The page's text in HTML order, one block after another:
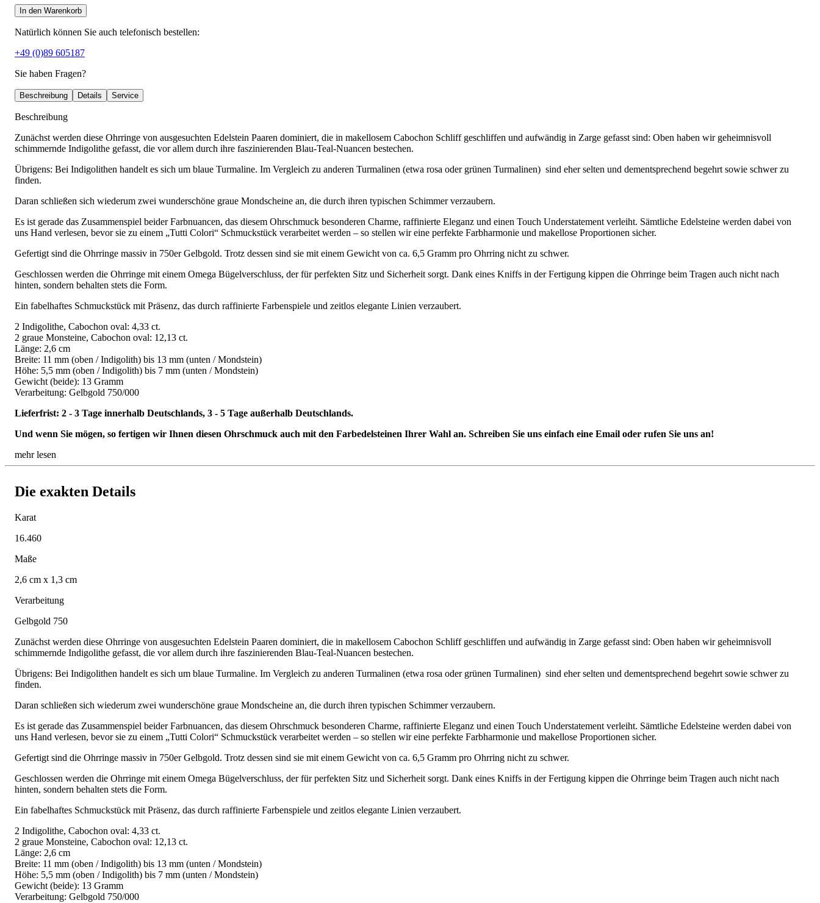
In den Warenkorb
Natürlich können Sie auch telefonisch bestellen:
+49 (0)89 605187
Sie haben Fragen?
Beschreibung Details Service
Beschreibung
Zunächst werden diese Ohrringe von ausgesuchten Edelstein Paaren dominiert, die in makellosem Cabochon Schliff geschliffen und aufwändig in Zarge gefasst sind: Oben haben wir geheimnisvoll
schimmernde Indigolithe gefasst, die vor allem durch ihre faszinierenden Blau-Teal-Nuancen bestechen.
Übrigens: Bei Indigolithen handelt es sich um blaue Turmaline. Im Vergleich zu anderen Turmalinen (etwa rosa oder grünen Turmalinen) sind eher selten und dementsprechend begehrt sowie schwer zu
finden.
Daran schließen sich wiederum zwei wunderschöne graue Mondscheine an, die durch ihren typischen Schimmer verzaubern.
Es ist gerade das Zusammenspiel beider Farbnuancen, das diesem Ohrschmuck besonderen Charme, raffinierte Eleganz und einen Touch Understatement verleiht. Sämtliche Edelsteine werden dabei von
uns Hand verlesen, bevor sie zu einem „Tutti Colori“ Schmuckstück verarbeitet werden – so stellen wir eine perfekte Farbharmonie und makellose Proportionen sicher.
Gefertigt sind die Ohrringe massiv in 750er Gelbgold. Trotz dessen sind sie mit einem Gewicht von ca. 6,5 Gramm pro Ohrring nicht zu schwer.
Geschlossen werden die Ohrringe mit einem Omega Bügelverschluss, der für perfekten Sitz und Sicherheit sorgt. Dank eines Kniffs in der Fertigung kippen die Ohrringe beim Tragen auch nicht nach
hinten, sondern behalten stets die Form.
Ein fabelhaftes Schmuckstück mit Präsenz, das durch raffinierte Farbenspiele und zeitlos elegante Linien verzaubert.
2 Indigolithe, Cabochon oval: 4,33 ct.
2 graue Monsteine, Cabochon oval: 12,13 ct.
Länge: 2,6 cm
Breite: 11 mm (oben / Indigolith) bis 13 mm (unten / Mondstein)
Höhe: 5,5 mm (oben / Indigolith) bis 7 mm (unten / Mondstein)
Gewicht (beide): 13 Gramm
Verarbeitung: Gelbgold 750/000
Lieferfrist: 2 - 3 Tage innerhalb Deutschlands, 3 - 5 Tage außerhalb Deutschlands.
Und wenn Sie mögen, so fertigen wir Ihnen diesen Ohrschmuck auch mit den Farbedelsteinen Ihrer Wahl an. Schreiben Sie uns einfach eine Email oder rufen Sie uns an!
mehr lesen
Die exakten Details
Karat
16.460
Maße
2,6 cm x 1,3 cm
Verarbeitung
Gelbgold 750
Zunächst werden diese Ohrringe von ausgesuchten Edelstein Paaren dominiert, die in makellosem Cabochon Schliff geschliffen und aufwändig in Zarge gefasst sind: Oben haben wir geheimnisvoll
schimmernde Indigolithe gefasst, die vor allem durch ihre faszinierenden Blau-Teal-Nuancen bestechen.
Übrigens: Bei Indigolithen handelt es sich um blaue Turmaline. Im Vergleich zu anderen Turmalinen (etwa rosa oder grünen Turmalinen) sind eher selten und dementsprechend begehrt sowie schwer zu
finden.
Daran schließen sich wiederum zwei wunderschöne graue Mondscheine an, die durch ihren typischen Schimmer verzaubern.
Es ist gerade das Zusammenspiel beider Farbnuancen, das diesem Ohrschmuck besonderen Charme, raffinierte Eleganz und einen Touch Understatement verleiht. Sämtliche Edelsteine werden dabei von
uns Hand verlesen, bevor sie zu einem „Tutti Colori“ Schmuckstück verarbeitet werden – so stellen wir eine perfekte Farbharmonie und makellose Proportionen sicher.
Gefertigt sind die Ohrringe massiv in 750er Gelbgold. Trotz dessen sind sie mit einem Gewicht von ca. 6,5 Gramm pro Ohrring nicht zu schwer.
Geschlossen werden die Ohrringe mit einem Omega Bügelverschluss, der für perfekten Sitz und Sicherheit sorgt. Dank eines Kniffs in der Fertigung kippen die Ohrringe beim Tragen auch nicht nach
hinten, sondern behalten stets die Form.
Ein fabelhaftes Schmuckstück mit Präsenz, das durch raffinierte Farbenspiele und zeitlos elegante Linien verzaubert.
2 Indigolithe, Cabochon oval: 4,33 ct.
2 graue Monsteine, Cabochon oval: 12,13 ct.
Länge: 2,6 cm
Breite: 11 mm (oben / Indigolith) bis 13 mm (unten / Mondstein)
Höhe: 5,5 mm (oben / Indigolith) bis 7 mm (unten / Mondstein)
Gewicht (beide): 13 Gramm
Verarbeitung: Gelbgold 750/000